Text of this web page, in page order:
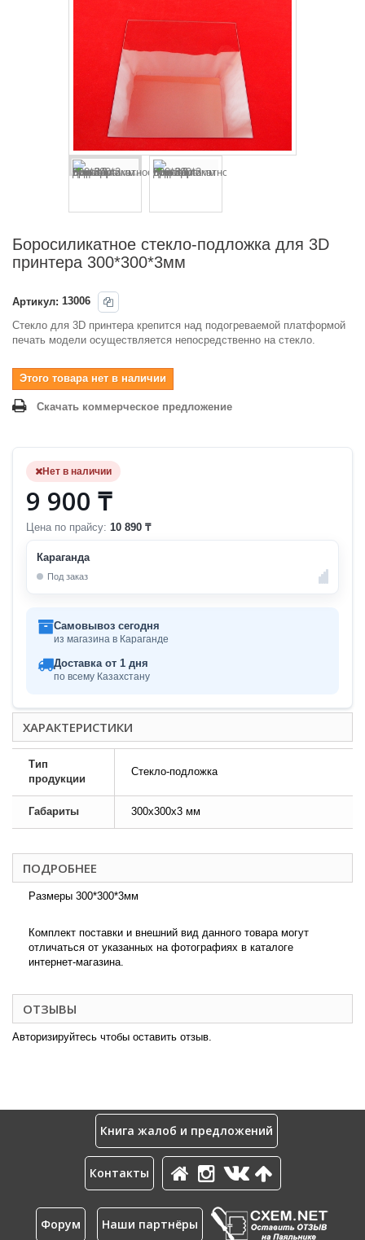
Боросиликатное стекло-подложка для 3D
принтера 300*300*3мм
Артикул: 13006
Стекло для 3D принтера крепится над подогреваемой платформой
печать модели осуществляется непосредственно на стекло.
Этого товара нет в наличии
Скачать коммерческое предложение
Нет в наличии
9 900 ₸
Цена по прайсу: 10 890 ₸
Караганда
Под заказ
Самовывоз сегодня
из магазина в Караганде
Доставка от 1 дня
по всему Казахстану
ХАРАКТЕРИСТИКИ
Тип
продукции
Стекло-подложка
Габариты 300x300x3 мм
ПОДРОБНЕЕ
Размеры 300*300*3мм
Комплект поставки и внешний вид данного товара могут
отличаться от указанных на фотографиях в каталоге
интернет-магазина.
ОТЗЫВЫ
Авторизируйтесь чтобы оставить отзыв.
Книга жалоб и предложений
Контакты
Форум Наши партнёры